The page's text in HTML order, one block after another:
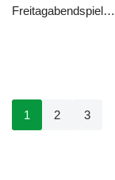
Freitagabendspiel…
1 2 3